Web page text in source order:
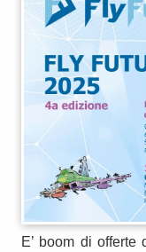
E’ boom di